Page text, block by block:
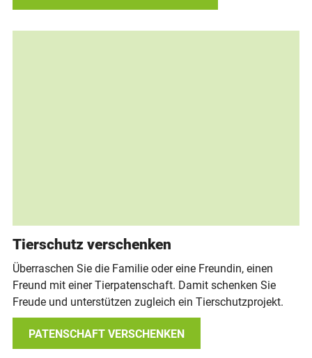
Tierschutz verschenken
Überraschen Sie die Familie oder eine Freundin, einen
Freund mit einer Tierpatenschaft. Damit schenken Sie
Freude und unterstützen zugleich ein Tierschutzprojekt.
PATENSCHAFT VERSCHENKEN